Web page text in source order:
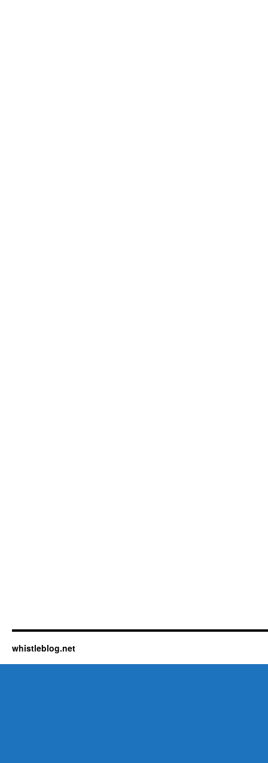
whistleblog.net